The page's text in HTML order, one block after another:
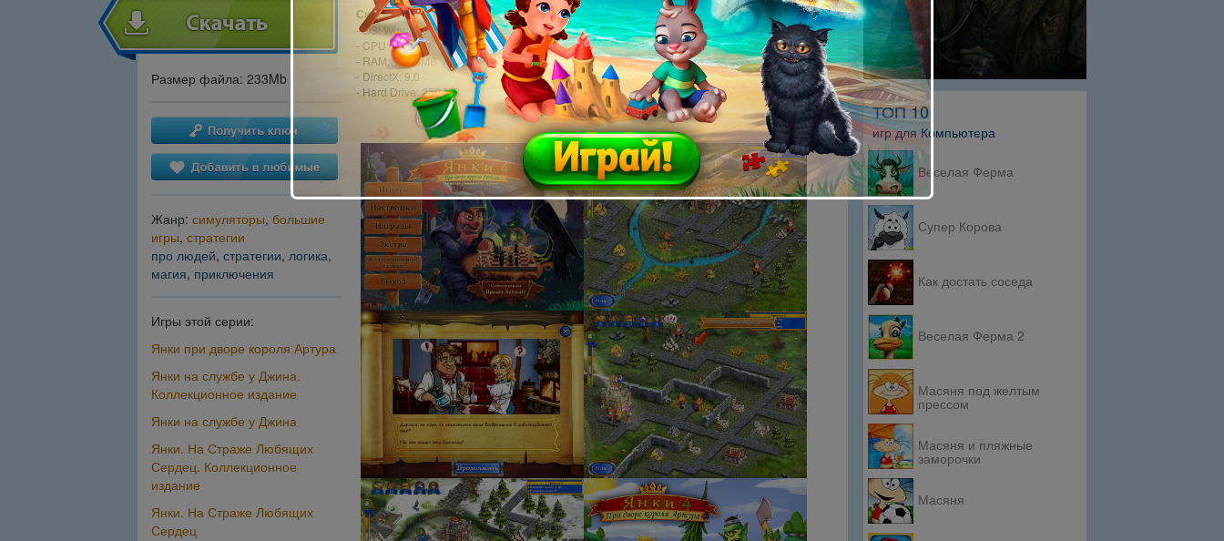
Размер файла: 233Mb
Жанр: симуляторы, большие
игры, стратегии
про людей, стратегии, логика,
магия, приключения
Игры этой серии:
Янки при дворе короля Артура
Янки на службе у Джина.
Коллекционное издание
Янки на службе у Джина
Янки. На Страже Любящих
Сердец. Коллекционное
издание
Янки. На Страже Любящих
Сердец
Системные требования:
- OS: Windows XP или более поздняя версия
- CPU: 1.6 GHz
- RAM: 1024 MB
- DirectX: 9.0
- Hard Drive: 250 MB
ТОП 10
игр для Компьютера
Веселая Ферма
Супер Корова
Как достать соседа
Веселая Ферма 2
Масяня под желтым
прессом
Масяня и пляжные
заморочки
Масяня